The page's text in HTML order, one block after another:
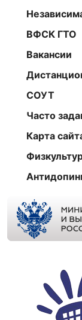
ВФСК ГТО
Вакансии
СОУТ
Часто
Карта